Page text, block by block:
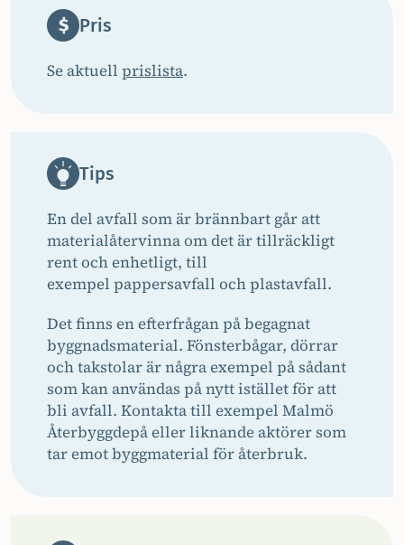
Pris
Se aktuell prislista.
Tips
En del avfall som är brännbart går att
materialåtervinna om det är tillräckligt
rent och enhetligt, till
exempel pappersavfall och plastavfall.
Det finns en efterfrågan på begagnat
byggnadsmaterial. Fönsterbå­gar, dörrar
och takstolar är några exempel på sådant
som kan användas på nytt istället för att
bli avfall. Kontakta till exempel Malmö
Återbyggdepå eller liknande aktörer som
tar emot byggmaterial för återbruk.